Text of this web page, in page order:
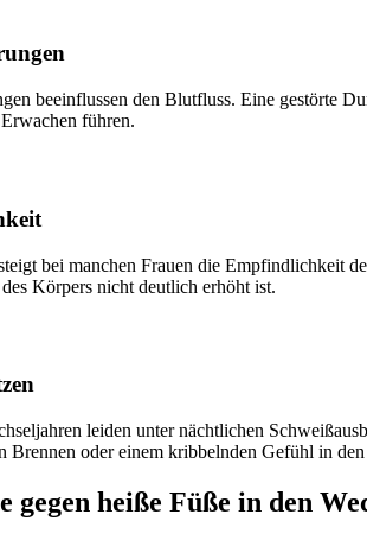
beeinflussen den Blutfluss. Eine gestörte
führen.
bei manchen Frauen die Empfindlichkeit
Körpers nicht deutlich erhöht ist.
leiden unter nächtlichen
Brennen oder einem kribbelnden Gefühl in
gegen heiße Füße in den